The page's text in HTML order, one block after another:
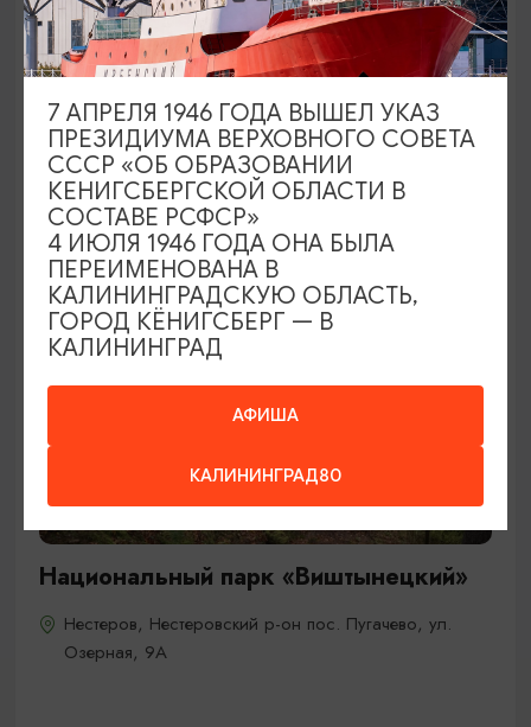
ЗАПОВЕДНЫЕ МЕСТА
Природный заказник «Дюнный»
Славск, Славский район
Национальный парк «Виштынецкий»
Нестеров, Нестеровский р-он пос. Пугачево, ул.
Озерная, 9А
АФИША
КАЛИНИНГРАД80
7 АПРЕЛЯ 1946 ГОДА ВЫШЕЛ УКАЗ
ПРЕЗИДИУМА ВЕРХОВНОГО СОВЕТА
СССР «ОБ ОБРАЗОВАНИИ
КЕНИГСБЕРГСКОЙ ОБЛАСТИ В
СОСТАВЕ РСФСР»
4 ИЮЛЯ 1946 ГОДА ОНА БЫЛА
ПЕРЕИМЕНОВАНА В
КАЛИНИНГРАДСКУЮ ОБЛАСТЬ,
ГОРОД КЁНИГСБЕРГ — В
КАЛИНИНГРАД